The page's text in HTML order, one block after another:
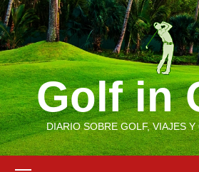
Saltar
al
contenido
Golf in
DIARIO SOBRE GOLF, VIAJES